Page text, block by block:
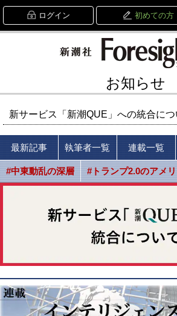
ログイン 初めての方
お知らせ
新サービス「新潮QUE」への統合につ
最新記事 執筆者一覧 連載一覧
#中東動乱の深層 #トランプ2.0のアメ